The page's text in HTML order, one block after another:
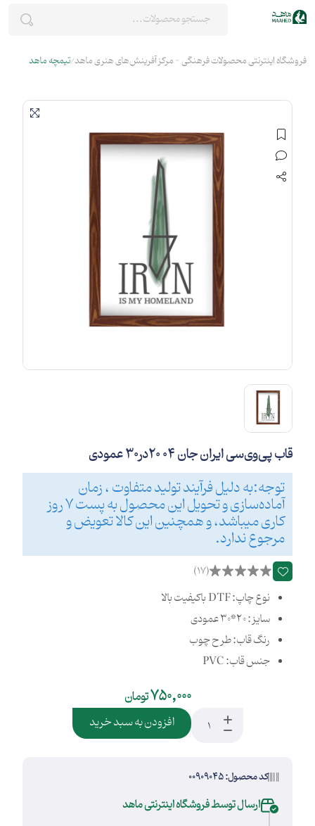
فروشگاه اینترنتی محصولات فرهنگی - مرکز آفرینش‌های هنری ماهد تیمچه ماهد
قاب پی‌وی‌سی ایران جان 04 20در30 عمودی
توجه:به دلیل فرآیند تولید متفاوت ، زمان
آماده‌سازی و تحویل این محصول به پست 7 روز
کاری میباشد، و همچنین این کالا تعویض و
مرجوع ندارد.
(17)
نوع چاپ: DTF باکیفیت بالا
سایز : 20*30 عمودی
رنگ قاب: طرح چوب
جنس قاب: PVC
750,000تومان
افزودن به سبد خرید
کد محصول: 00909045
ارسال توسط فروشگاه اینترنتی ماهد